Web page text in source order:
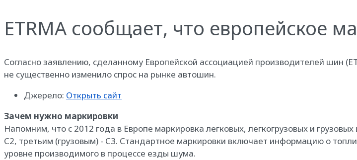
ETRMA сообщает, что европейское
Согласно заявлению, сделанному Европейской ассоциацией производителей шин
не существенно изменило спрос на рынке автошин.
Джерело: Открыть сайт
Зачем нужно маркировки
Напомним, что с 2012 года в Европе маркировка легковых, легкогрузовых и
С2, третьим (грузовым) - С3. Стандартное маркировки включает информацию о
уровне производимого в процессе езды шума.